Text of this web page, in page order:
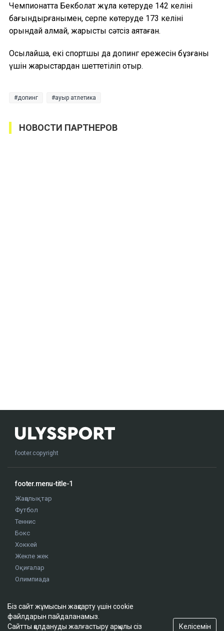
Чемпионатта Бекболат жұлқа көтеруде 142 келіні
бағындырғанымен, серпе көтеруде 173 келіні
орындай алмай, жарысты сәтсіз аяқтаған.
Осылайша, екі спортшы да допинг ережесін бұзғаны
үшін жарыстардан шеттетіліп отыр.
допинг ауыр атлетика
НОВОСТИ ПАРТНЕРОВ
footer.copyright
footer.menu-title-1
Жаңалықтар
Футбол
Теннис
Бокс
Хоккей
Жекпе жек
Оқиғалар
Олимпиада
footer.menu-title-2
О проекте
Біз сайт жұмысын жақсарту үшін cookie
файлдарын пайдаланамыз.
Сайтты қолдануды жалғастыру арқылы сіз
Келісемін